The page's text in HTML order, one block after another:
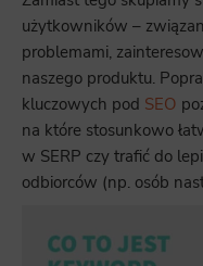
użytkowników –
problemami,
naszego produktu.
kluczowych pod SEO
na które stosunkowo
w SERP czy trafić do
odbiorców (np. osób